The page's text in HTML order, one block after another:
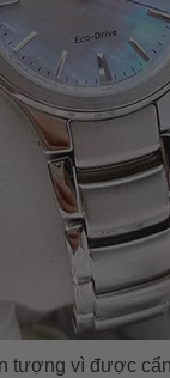
tượng vì được